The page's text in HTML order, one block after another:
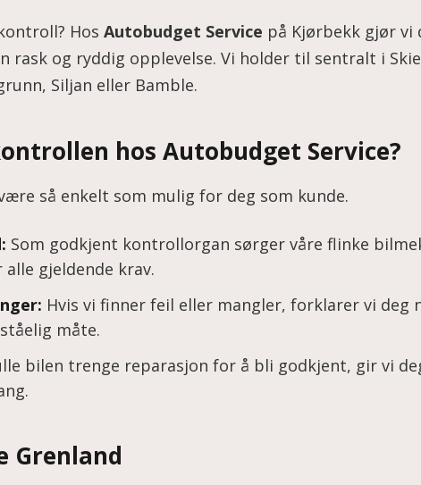
Hos Autobudget Service på Kjørbekk gjør vi
rask og ryddig opplevelse. Vi holder til sentralt i
Siljan eller Bamble.
hos Autobudget Service?
så enkelt som mulig for deg som kunde.
Som godkjent kontrollorgan sørger våre flinke
gjeldende krav.
Hvis vi finner feil eller mangler, forklarer vi deg
måte.
bilen trenge reparasjon for å bli godkjent, gir vi
Grenland